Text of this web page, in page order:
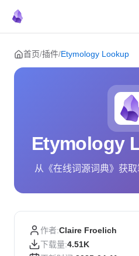
Skip to content
首页/插件/Etymology Lookup
Etymology
从《在线词源词典》获
作者:Claire Froelich
下载量:4.51K